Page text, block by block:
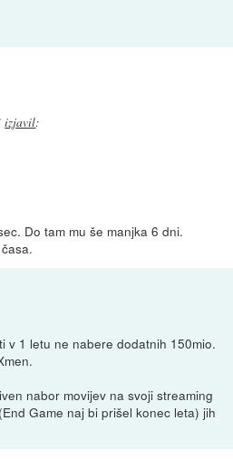
izjavil:
Do tam mu še manjka 6 dni.
v 1 letu ne nabere dodatnih 150mio.
nabor movijev na svoji streaming
Game naj bi prišel konec leta) jih